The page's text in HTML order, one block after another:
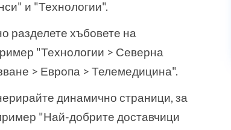
и "Технологии".
разделете хъбовете на
"Технологии > Северна
> Европа > Телемедицина".
динамично страници, за
"Най-добрите доставчици